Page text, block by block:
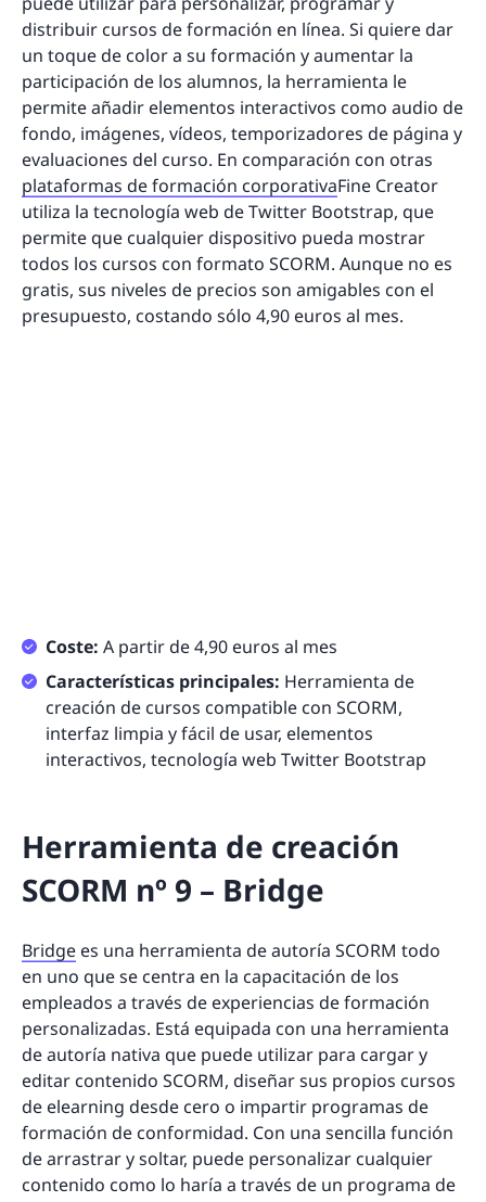
distribuir cursos de formación en línea. Si quiere dar
un toque de color a su formación y aumentar la
participación de los alumnos, la herramienta le
permite añadir elementos interactivos como audio de
fondo, imágenes, vídeos, temporizadores de página y
evaluaciones del curso. En comparación con otras
plataformas de formación corporativaFine Creator
utiliza la tecnología web de Twitter Bootstrap, que
permite que cualquier dispositivo pueda mostrar
todos los cursos con formato SCORM. Aunque no es
gratis, sus niveles de precios son amigables con el
presupuesto, costando sólo 4,90 euros al mes.
Coste: A partir de 4,90 euros al mes
Características principales: Herramienta de
creación de cursos compatible con SCORM,
interfaz limpia y fácil de usar, elementos
interactivos, tecnología web Twitter Bootstrap
Herramienta de creación
SCORM nº 9 – Bridge
Bridge es una herramienta de autoría SCORM todo
en uno que se centra en la capacitación de los
empleados a través de experiencias de formación
personalizadas. Está equipada con una herramienta
de autoría nativa que puede utilizar para cargar y
editar contenido SCORM, diseñar sus propios cursos
de elearning desde cero o impartir programas de
formación de conformidad. Con una sencilla función
de arrastrar y soltar, puede personalizar cualquier
contenido como lo haría a través de un programa de